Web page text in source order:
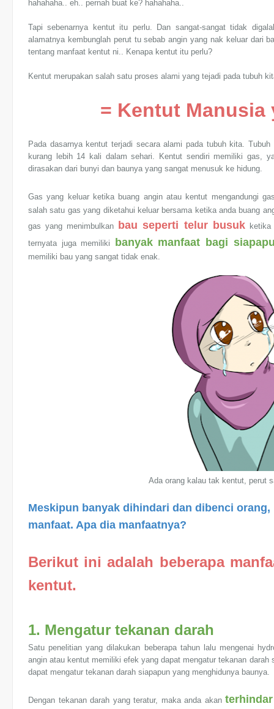
hahahaha.. eh.. pernah buat ke? hahahaha..
Tapi sebenarnya kentut itu perlu. Dan sangat-sangat tidak
alamatnya kembunglah perut tu sebab angin yang nak keluar dari
tentang manfaat kentut ni.. Kenapa kentut itu perlu?
Kentut merupakan salah satu proses alami yang tejadi pada tubuh
= Kentut Manusia
Pada dasarnya kentut terjadi secara alami pada tubuh kita.
kurang lebih 14 kali dalam sehari. Kentut sendiri memiliki gas,
dirasakan dari bunyi dan baunya yang sangat menusuk ke hidung.
Gas yang keluar ketika buang angin atau kentut mengandungi
salah satu gas yang diketahui keluar bersama ketika anda buang
gas yang menimbulkan
bau seperti telur busukketika
ternyata juga memiliki
banyak manfaat bagi
memiliki bau yang sangat tidak enak.
Ada orang kalau tak kentut, perut
Meskipun banyak dihindari dan dibenci
manfaat. Apa dia manfaatnya?
Berikut ini adalah beberapa
kentut.
1. Mengatur tekanan darah
Satu penelitian yang dilakukan beberapa tahun lalu mengenai
angin atau kentut memiliki efek yang dapat mengatur tekanan
dapat mengatur tekanan darah siapapun yang menghidunya baunya.
Dengan tekanan darah yang teratur, maka anda akan